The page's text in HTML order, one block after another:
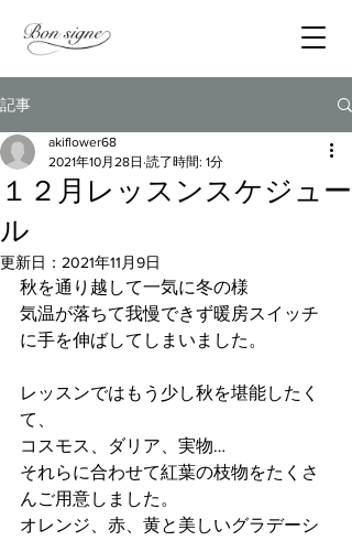
記事
１２月レッスンスケジュー
ル
akiflower68
2021年10月28日 読了時間: 1分
更新日： 2021年11月9日
秋を通り越して一気に冬の様
気温が落ちて我慢できず暖房スイッチ
に手を伸ばしてしまいました。
レッスンではもう少し秋を堪能したく
て、
コスモス、ダリア、実物…
それらに合わせて紅葉の枝物をたくさ
んご用意しました。
オレンジ、赤、黄と美しいグラデーシ